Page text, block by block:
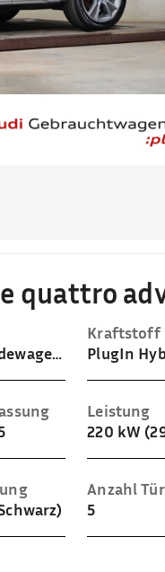
quattro
Gelaendewagen / Pickup
Kraftstoff
Leistung
220 kW
Anzahl
5